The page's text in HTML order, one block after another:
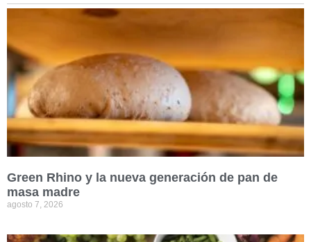
Green Rhino y la nueva generación de pan de
masa madre
agosto 7, 2026